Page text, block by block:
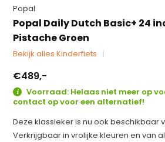
Popal
Popal Daily Dutch Basic+ 24
Pistache Groen
Bekijk alles Kinderfiets
€489,-
Voorraad: Helaas niet meer op
contact op voor een alternatief!
Deze klassieker is nu ook beschikbaar
Verkrijgbaar in vrolijke kleuren en van